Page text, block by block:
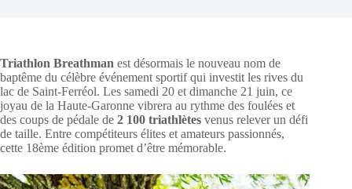
Triathlon Breathman est désormais le nouveau nom de
baptême du célèbre événement sportif qui investit les rives du
lac de Saint-Ferréol. Les samedi 20 et dimanche 21 juin, ce
joyau de la Haute-Garonne vibrera au rythme des foulées et
des coups de pédale de 2 100 triathlètes venus relever un défi
de taille. Entre compétiteurs élites et amateurs passionnés,
cette 18ème édition promet d’être mémorable.